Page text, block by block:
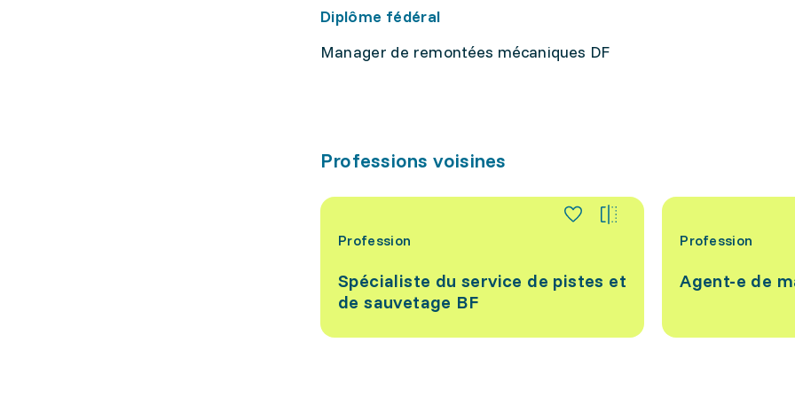
Diplôme fédéral
Manager de remontées mécaniques DF
Professions voisines
Profession
Spécialiste du service de pistes et
de sauvetage BF
Profession
Agent-e de